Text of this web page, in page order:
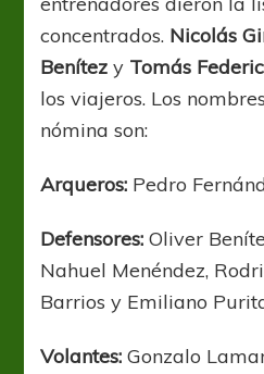
concentrados. Nicolás
Benítez y Tomás
los viajeros. Los
nómina son:
Arqueros: Pedro
Defensores:Oliver
Nahuel Menéndez,
Barrios y Emiliano
Volantes:Gonzalo